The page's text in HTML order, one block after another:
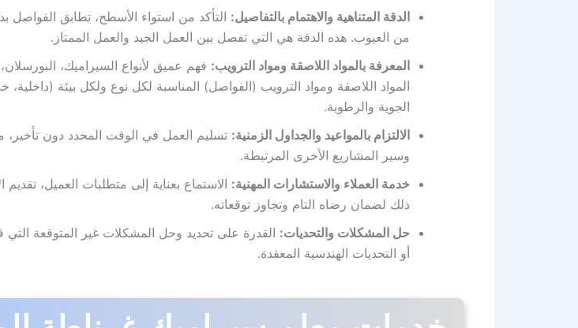
الدقة المتناهية والاهتمام بالتفاصيل: التأكد من استواء الأسطح، تطابق الفواصل
من العيوب. هذه الدقة هي التي تفصل بين العمل الجيد والعمل الممتاز.
المعرفة بالمواد اللاصقة ومواد الترويب: فهم عميق لأنواع السيراميك،
المواد اللاصقة ومواد الترويب (الفواصل) المناسبة لكل نوع ولكل بيئة
الجوية والرطوبة.
الالتزام بالمواعيد والجداول الزمنية: تسليم العمل في الوقت المحدد دون تأخير،
وسير المشاريع الأخرى المرتبطة.
خدمة العملاء والاستشارات المهنية: الاستماع بعناية إلى متطلبات العميل،
ذلك لضمان رضاه التام وتجاوز توقعاته.
حل المشكلات والتحديات: القدرة على تحديد وحل المشكلات غير المتوقعة التي
أو التحديات الهندسية المعقدة.